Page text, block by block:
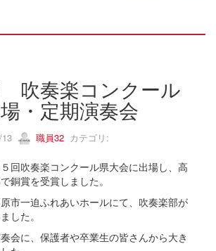
吹奏楽コンクール
・定期演奏会
職員32 カテゴリ:
回吹奏楽コンクール県大会に出場し、高
銅賞を受賞しました。
一迫ふれあいホールにて、吹奏楽部が
した。
会に、保護者や卒業生の皆さんから大き